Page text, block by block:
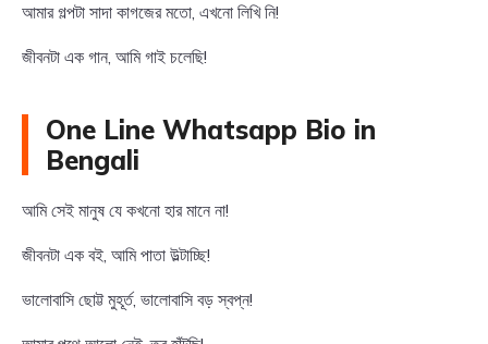
আমার গল্পটা সাদা কাগজের মতো, এখনো লিখি নি!
জীবনটা এক গান, আমি গাই চলেছি!
One Line Whatsapp Bio in
Bengali
আমি সেই মানুষ যে কখনো হার মানে না!
জীবনটা এক বই, আমি পাতা উল্টাচ্ছি!
ভালোবাসি ছোট্ট মুহূর্ত, ভালোবাসি বড় স্বপ্ন!